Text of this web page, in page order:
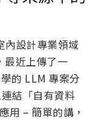
內設計專業領域
最近上傳了一
的 LLM 專案分
結「自有資料
用 – 簡單的講，